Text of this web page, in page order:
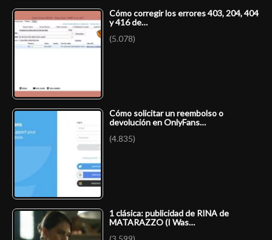
Cómo corregir los errores 403, 204, 404
y 416 de…
(5.078)
Cómo solicitar un reembolso o
devolución en OnlyFans…
(4.835)
1 clásica: publicidad de RINA de
MATARAZZO (I Was…